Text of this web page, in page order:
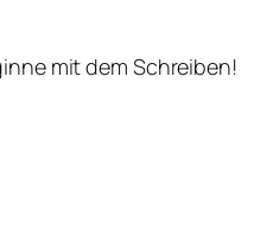
mit dem Schreiben!